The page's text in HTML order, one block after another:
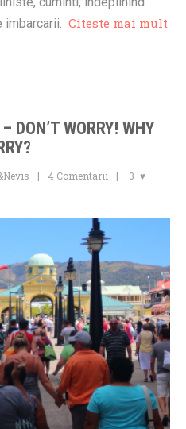
Citeste mai mult
DON’T WORRY! WHY
4 Comentarii 3